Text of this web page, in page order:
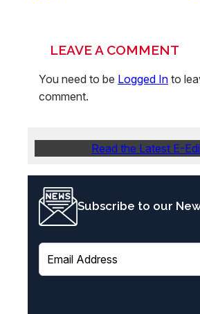
LEAVE A COMMENT
You need to be Logged In to
comment.
Read the Latest E-
Subscribe to our
E